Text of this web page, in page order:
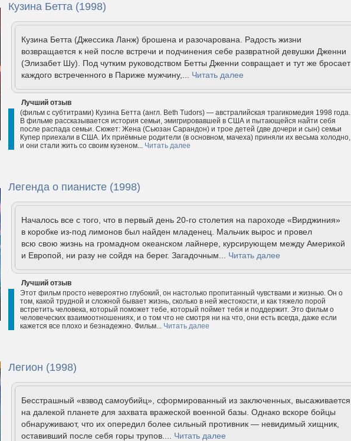
Кузина Бетта (1998)
Кузина Бетта (Джессика Ланж) брошена и разочарована. Радость жизни
возвращается к ней после встречи и подчинения себе развратной девушки Дженни
(Элизабет Шу). Под чутким руководством Бетты Дженни совращает и тут же бросает
каждого встреченного в Париже мужчину,... Читать далее
Лучший отзыв
(фильм с субтитрами) Кузина Бетта (англ. Beth Tudors) — австралийская трагикомедия 1998 года.
В фильме рассказывается история семьи, эмигрировавшей в США и пытающейся найти себя
после распада семьи. Сюжет: Жена (Сьюзан Сарандон) и трое детей (две дочери и сын) семьи
Купер приехали в США. Их приёмные родители (в основном, мачеха) приняли их весьма холодно,
и они стали жить со своим кузеном... Читать далее
Легенда о пианисте (1998)
Началось все с того, что в первый день 20-го столетия на пароходе «Вирджиния»
в коробке из-под лимонов был найден младенец. Мальчик вырос и провел
всю свою жизнь на громадном океанском лайнере, курсирующем между Америкой
и Европой, ни разу не сойдя на берег. Загадочным... Читать далее
Лучший отзыв
Этот фильм просто невероятно глубокий, он настолько пропитанный чувствами и жизнью. Он о
том, какой трудной и сложной бывает жизнь, сколько в ней жестокости, и как тяжело порой
встретить человека, который поможет тебе, который поймет тебя и поддержит. Это фильм о
человеческих взаимоотношениях, и о том что не смотря ни на что, они есть всегда, даже если
кажется все плохо и безнадежно. Фильм... Читать далее
Легион (1998)
Бесстрашный «взвод самоубийц», сформированный из заключенных, высаживается
на далекой планете для захвата вражеской военной базы. Однако вскоре бойцы
обнаруживают, что их опередил более сильный противник — невидимый хищник,
оставивший после себя горы трупов.... Читать далее